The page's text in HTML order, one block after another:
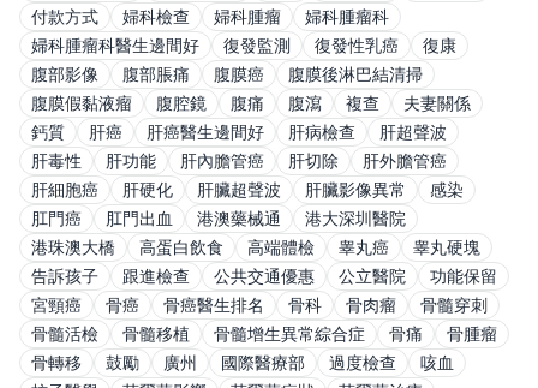
付款方式
婦科檢查 婦科腫瘤
婦科腫瘤科
婦科腫瘤科醫生邊間好
復發監測 復發性乳癌
復康
腹部影像
腹部脹痛 腹膜癌
腹膜後淋巴結清掃
腹膜假黏液瘤
腹腔鏡 腹痛 腹瀉 複查
夫妻關係
鈣質
肝癌 肝癌醫生邊間好 肝病檢查
肝超聲波
肝毒性
肝功能 肝內膽管癌 肝切除
肝外膽管癌
肝細胞癌
肝硬化 肝臟超聲波 肝臟影像異常
感染
肛門癌
肛門出血 港澳藥械通
港大深圳醫院
港珠澳大橋
高蛋白飲食 高端體檢 睾丸癌
睾丸硬塊
告訴孩子
跟進檢查 公共交通優惠 公立醫院
功能保留
宮頸癌
骨癌 骨癌醫生排名 骨科 骨肉瘤
骨髓穿刺
骨髓活檢
骨髓移植 骨髓增生異常綜合症 骨痛
骨腫瘤
骨轉移
鼓勵 廣州 國際醫療部 過度檢查
咳血